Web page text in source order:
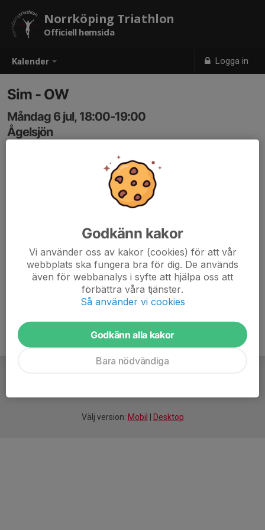
Kalender Logga in
Norrköping Triathlon
Officiell hemsida
Sim - OW
Måndag 6 jul, 18:00-19:00
Ågelsjön
Samling: 17:45, Badplatsen vid Ågelsjön
Vi ses vi badplatsen vid Ågelsjön
deltagare meddelas i så fall.
Ansvarig: Thomas
Välj version: Mobil Desktop
Godkänn kakor
Vi använder oss av kakor (cookies) för att vår
webbplats ska fungera bra för dig. De används
även för webbanalys i syfte att hjälpa oss att
förbättra våra tjänster.
Så använder vi cookies
Godkänn alla kakor
Bara nödvändiga